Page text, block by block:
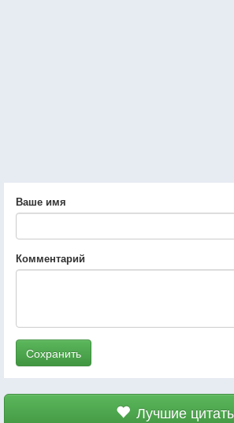
Ваше имя
Комментарий
Сохранить
Лучшие